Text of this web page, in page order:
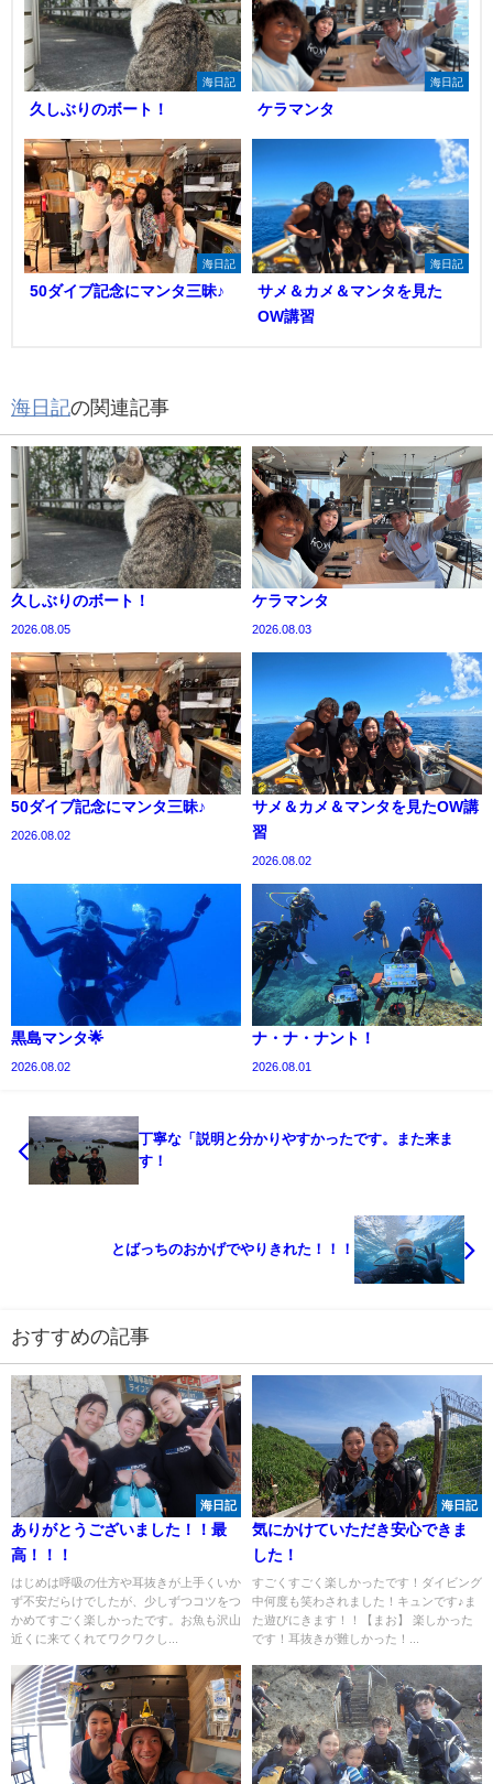
海日記
久しぶりのボート！
海日記
ケラマンタ
海日記
50ダイブ記念にマンタ三昧♪
海日記
サメ＆カメ＆マンタを見た
OW講習
海日記の関連記事
久しぶりのボート！
2026.08.05
ケラマンタ
2026.08.03
50ダイブ記念にマンタ三昧♪
2026.08.02
サメ＆カメ＆マンタを見たOW講
習
2026.08.02
黒島マンタ🌟
2026.08.02
ナ・ナ・ナント！
2026.08.01
丁寧な「説明と分かりやすかったです。また来ま
す！
とばっちのおかげでやりきれた！！！
おすすめの記事
海日記
ありがとうございました！！最
高！！！
はじめは呼吸の仕方や耳抜きが上手くいか
ず不安だらけでしたが、少しずつコツをつ
かめてすごく楽しかったです。お魚も沢山
近くに来てくれてワクワクし...
海日記
気にかけていただき安心できま
した！
すごくすごく楽しかったです！ダイビング
中何度も笑わされました！キュンです♪ま
た遊びにきます！！【まお】 楽しかった
です！耳抜きが難しかった！...